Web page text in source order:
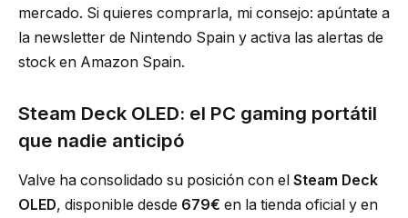
mercado. Si quieres comprarla, mi consejo: apúntate a
la newsletter de Nintendo Spain y activa las alertas de
stock en Amazon Spain.
Steam Deck OLED: el PC gaming portátil
que nadie anticipó
Valve ha consolidado su posición con el Steam Deck
OLED, disponible desde 679€ en la tienda oficial y en